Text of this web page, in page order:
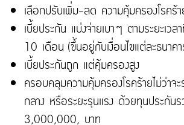
เลือกปรับเพิ่ม-ลด ความคุ้มครองโรคร้
เบี้ยประกัน แบ่งจ่ายเบาๆ ตามระยะเว
10 เดือน (ขึ้นอยู่กับเงื่อนไขแต่ละธนาค
เบี้ยประกันถูก แต่คุ้มครองสูง
ครอบคลุมความคุ้มครองโรคร้ายไม่ว่าจ
กลาง หรือระยะรุนแรง ด้วยทุนประกัน
3,000,000, บาท